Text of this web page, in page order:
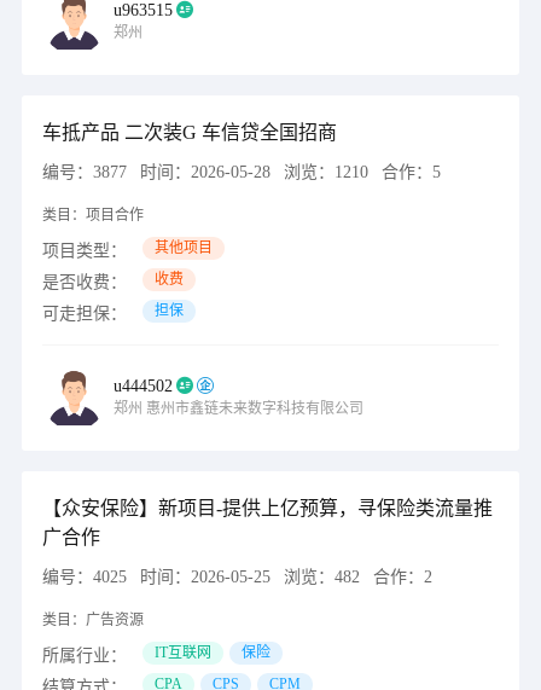
u963515
郑州
车抵产品 二次装G 车信贷全国招商
编号： 3877 时间： 2026-05-28 浏览： 1210 合作： 5
类目： 项目合作
项目类型： 其他项目
是否收费： 收费
可走担保： 担保
u444502
郑州 惠州市鑫链未来数字科技有限公司
【众安保险】新项目-提供上亿预算，寻保险类流量推
广合作
编号： 4025 时间： 2026-05-25 浏览： 482 合作： 2
类目： 广告资源
所属行业： IT互联网 保险
CPA CPS CPM